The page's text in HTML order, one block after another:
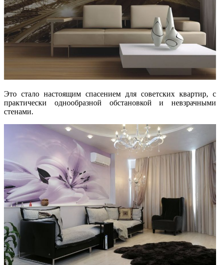
Это стало настоящим спасением для советских квартир, с
практически однообразной обстановкой и невзрачными
стенами.